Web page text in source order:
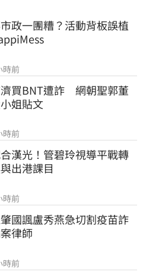
政一團糟？活動背板誤植
時前
買BNT遭詐　網朝聖郭董
姐貼文
時前
漢光！管碧玲視導平戰轉
出港課目
時前
國諷盧秀燕急切割疫苗詐
律師
時前